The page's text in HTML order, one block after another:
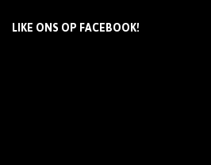
LIKE ONS OP FACEBOOK!